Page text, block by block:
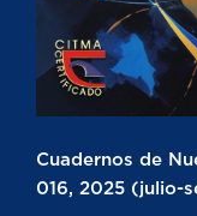
Cuadernos de
016, 2025 (julio-